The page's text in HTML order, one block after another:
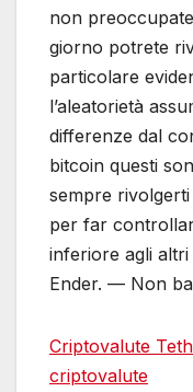
non
giorno potrete
particolare
l’aleatorietà
differenze dal
bitcoin questi
sempre
per far
inferiore agli
Ender. — Non
Criptovalute
criptovalute